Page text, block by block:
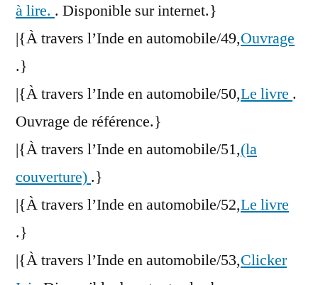
à lire. . Disponible sur internet.}
|{À travers l’Inde en automobile/49,Ouvrage
.}
|{À travers l’Inde en automobile/50,Le livre .
Ouvrage de référence.}
|{À travers l’Inde en automobile/51,(la
couverture) .}
|{À travers l’Inde en automobile/52,Le livre
.}
|{À travers l’Inde en automobile/53,Clicker